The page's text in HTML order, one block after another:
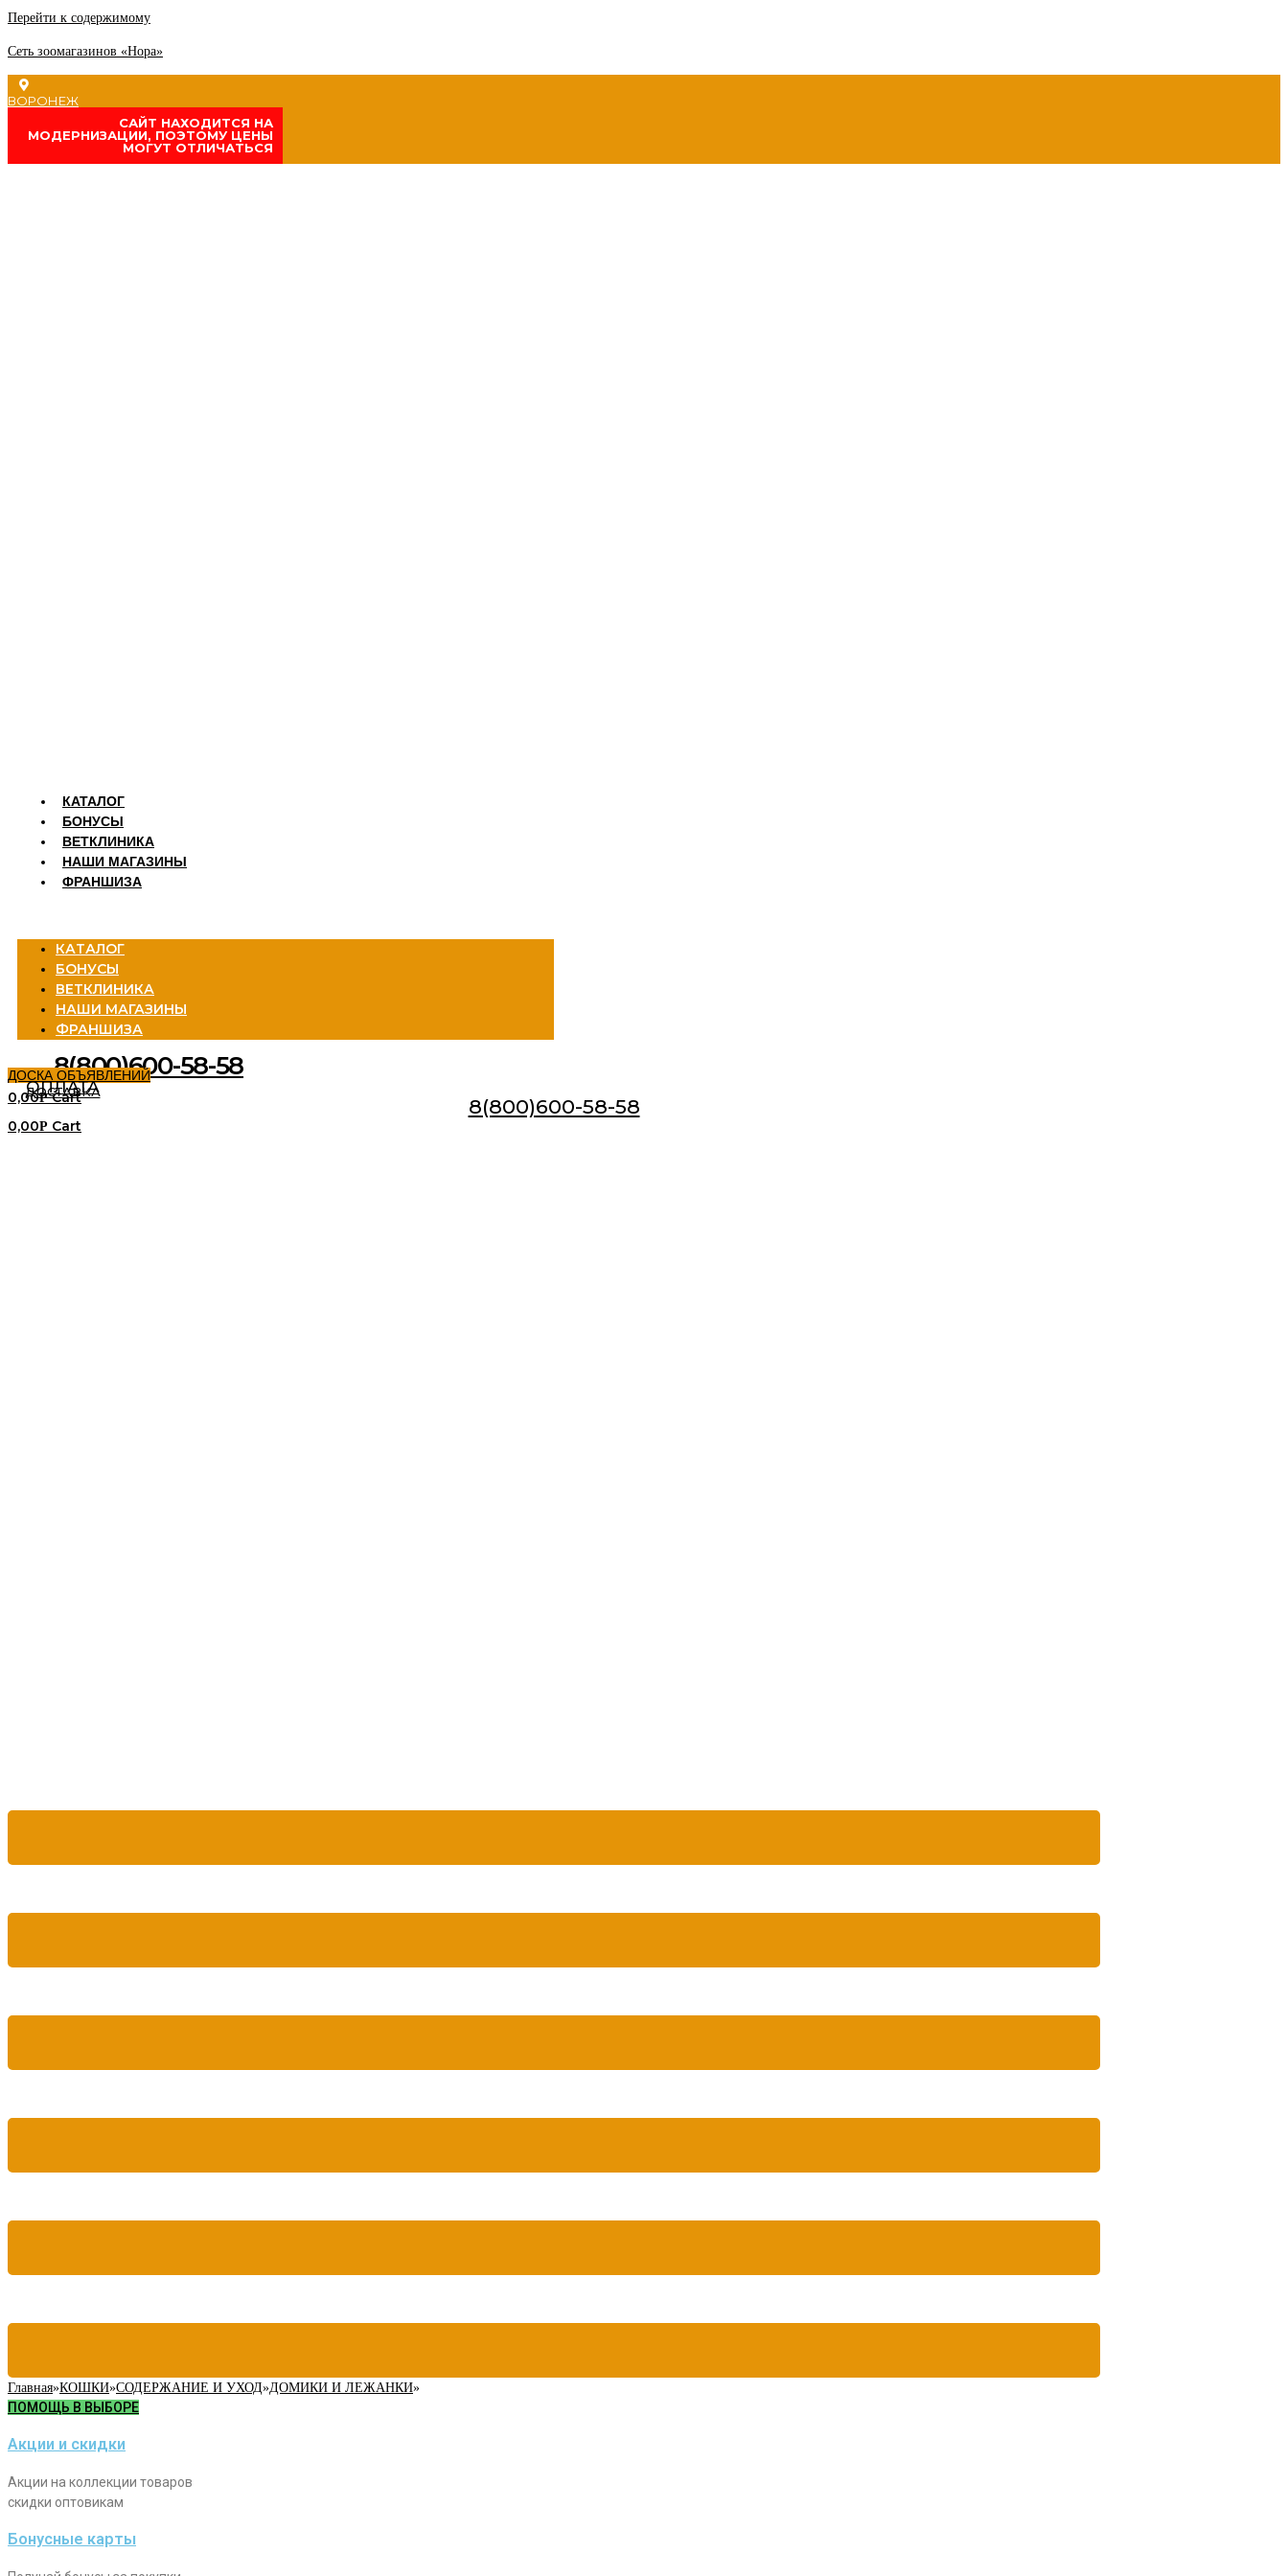
Перейти к содержимому
Сеть зоомагазинов «Нора»
ВОРОНЕЖ
CАЙТ НАХОДИТСЯ НА
МОДЕРНИЗАЦИИ, ПОЭТОМУ ЦЕНЫ
МОГУТ ОТЛИЧАТЬСЯ
КАТАЛОГ
БОНУСЫ
ВЕТКЛИНИКА
НАШИ МАГАЗИНЫ
ФРАНШИЗА
КАТАЛОГ
БОНУСЫ
ВЕТКЛИНИКА
НАШИ МАГАЗИНЫ
ФРАНШИЗА
8(800)600-58-58
ДОСКА ОБЪЯВЛЕНИЙ
ДОСТАВКА
ОПЛАТА
0,00Р Cart 8(800)600-58-58
0,00Р Cart
Главная»КОШКИ»СОДЕРЖАНИЕ И УХОД»ДОМИКИ И ЛЕЖАНКИ»
ПОМОЩЬ В ВЫБОРЕ
Акции и скидки
Акции на коллекции товаров
скидки оптовикам
Бонусные карты